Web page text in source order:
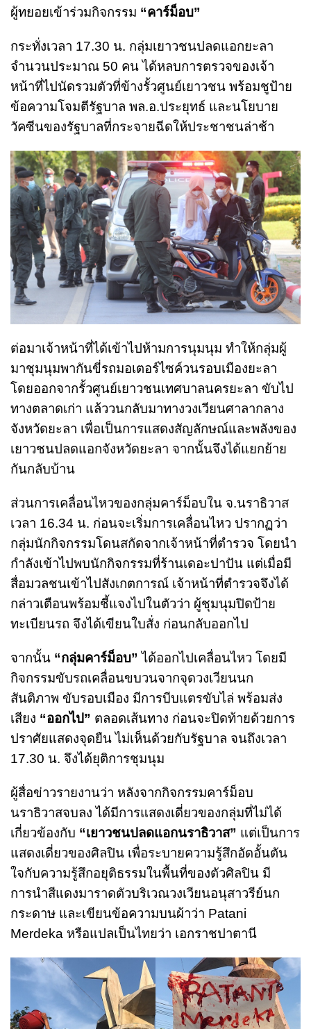
ผู้ทยอยเข้าร่วมกิจกรรม “คาร์ม็อบ”
กระทั่งเวลา 17.30 น. กลุ่มเยาวชนปลดแอกยะลา
จำนวนประมาณ 50 คน ได้หลบการตรวจของเจ้า
หน้าที่ไปนัดรวมตัวที่ข้างรั้วศูนย์เยาวชน พร้อมชูป้าย
ข้อความโจมตีรัฐบาล พล.อ.ประยุทธ์ และนโยบาย
วัคซีนของรัฐบาลที่กระจายฉีดให้ประชาชนล่าช้า
ต่อมาเจ้าหน้าที่ได้เข้าไปห้ามการนุมนุม ทำให้กลุ่มผู้
มาชุมนุมพากันขี่รถมอเตอร์ไซค์วนรอบเมืองยะลา
โดยออกจากรั้วศูนย์เยาวชนเทศบาลนครยะลา ขับไป
ทางตลาดเก่า แล้ววนกลับมาทางวงเวียนศาลากลาง
จังหวัดยะลา เพื่อเป็นการแสดงสัญลักษณ์และพลังของ
เยาวชนปลดแอกจังหวัดยะลา จากนั้นจึงได้แยกย้าย
กันกลับบ้าน
ส่วนการเคลื่อนไหวของกลุ่มคาร์ม็อบใน จ.นราธิวาส
เวลา 16.34 น. ก่อนจะเริ่มการเคลื่อนไหว ปรากฏว่า
กลุ่มนักกิจกรรมโดนสกัดจากเจ้าหน้าที่ตำรวจ โดยนำ
กำลังเข้าไปพบนักกิจกรรมที่ร้านเดอะปาปัน แต่เมื่อมี
สื่อมวลชนเข้าไปสังเกตการณ์ เจ้าหน้าที่ตำรวจจึงได้
กล่าวเตือนพร้อมชี้แจงไปในตัวว่า ผู้ชุมนุมปิดป้าย
ทะเบียนรถ จึงได้เขียนใบสั่ง ก่อนกลับออกไป
จากนั้น “กลุ่มคาร์ม็อบ” ได้ออกไปเคลื่อนไหว โดยมี
กิจกรรมขับรถเคลื่อนขบวนจากจุดวงเวียนนก
สันติภาพ ขับรอบเมือง มีการบีบแตรขับไล่ พร้อมส่ง
เสียง “ออกไป” ตลอดเส้นทาง ก่อนจะปิดท้ายด้วยการ
ปราศัยแสดงจุดยืน ไม่เห็นด้วยกับรัฐบาล จนถึงเวลา
17.30 น. จึงได้ยุติการชุมนุม
ผู้สื่อข่าวรายงานว่า หลังจากกิจกรรมคาร์ม็อบ
นราธิวาสจบลง ได้มีการแสดงเดี่ยวของกลุ่มที่ไม่ได้
เกี่ยวข้องกับ “เยาวชนปลดแอกนราธิวาส” แต่เป็นการ
แสดงเดี่ยวของศิลปิน เพื่อระบายความรู้สึกอัดอั้นตัน
ใจกับความรู้สึกอยุติธรรมในพื้นที่ของตัวศิลปิน มี
การนำสีแดงมาราดตัวบริเวณวงเวียนอนุสาวรีย์นก
กระดาษ และเขียนข้อความบนผ้าว่า Patani
Merdeka หรือแปลเป็นไทยว่า เอกราชปาตานี